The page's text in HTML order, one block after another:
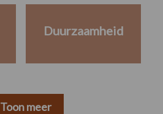
Duurzaamheid
Toon meer